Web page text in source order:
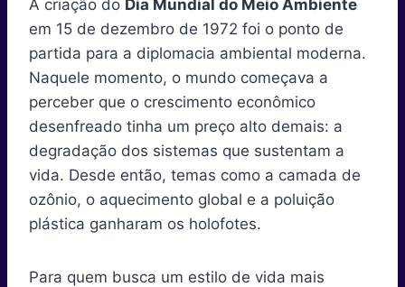
A criação do Dia Mundial do Meio Ambiente
em 15 de dezembro de 1972 foi o ponto de
partida para a diplomacia ambiental moderna.
Naquele momento, o mundo começava a
perceber que o crescimento econômico
desenfreado tinha um preço alto demais: a
degradação dos sistemas que sustentam a
vida. Desde então, temas como a camada de
ozônio, o aquecimento global e a poluição
plástica ganharam os holofotes.
Para quem busca um estilo de vida mais